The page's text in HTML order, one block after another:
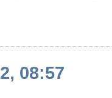
08:57